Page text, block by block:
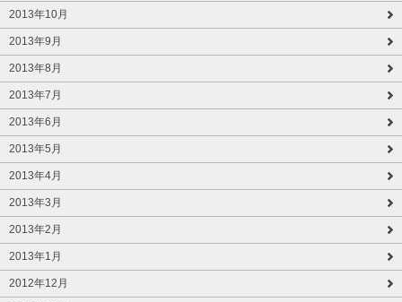
2013年10月
2013年9月
2013年8月
2013年7月
2013年6月
2013年5月
2013年4月
2013年3月
2013年2月
2013年1月
2012年12月